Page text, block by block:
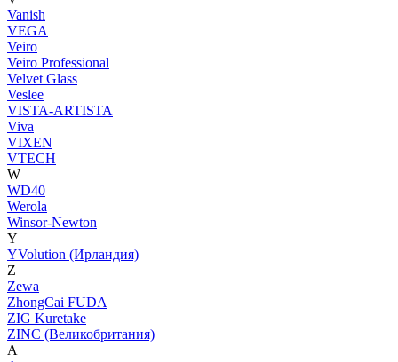
Vanish
VEGA
Veiro
Veiro Professional
Velvet Glass
Veslee
VISTA-ARTISTA
Viva
VIXEN
VTECH
W
WD40
Werola
Winsor-Newton
Y
YVolution (Ирландия)
Z
Zewa
ZhongCai FUDA
ZIG Kuretake
ZINC (Великобритания)
А